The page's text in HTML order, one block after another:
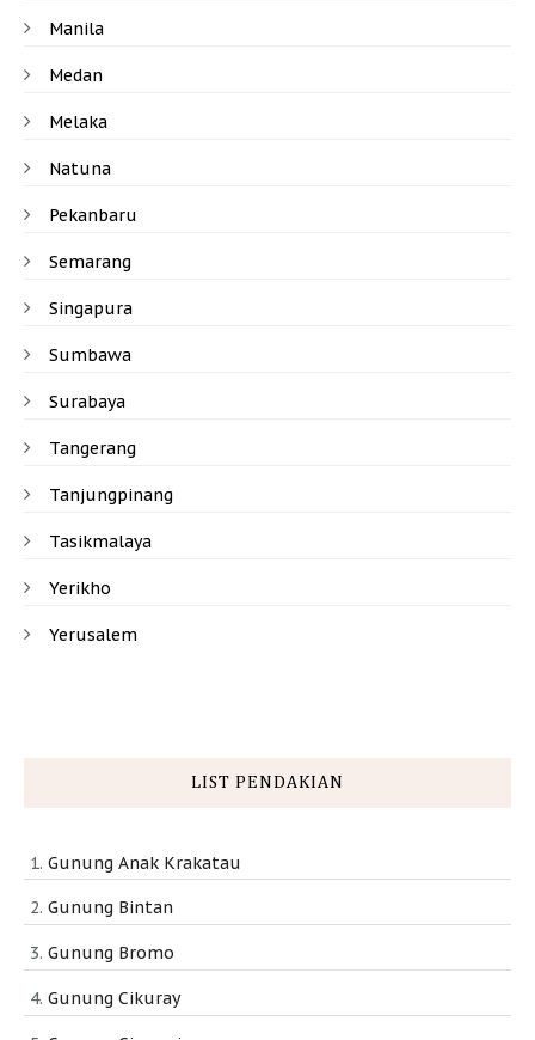
Manila
Medan
Melaka
Natuna
Pekanbaru
Semarang
Singapura
Sumbawa
Surabaya
Tangerang
Tanjungpinang
Tasikmalaya
Yerikho
Yerusalem
LIST PENDAKIAN
Gunung Anak Krakatau
Gunung Bintan
Gunung Bromo
Gunung Cikuray